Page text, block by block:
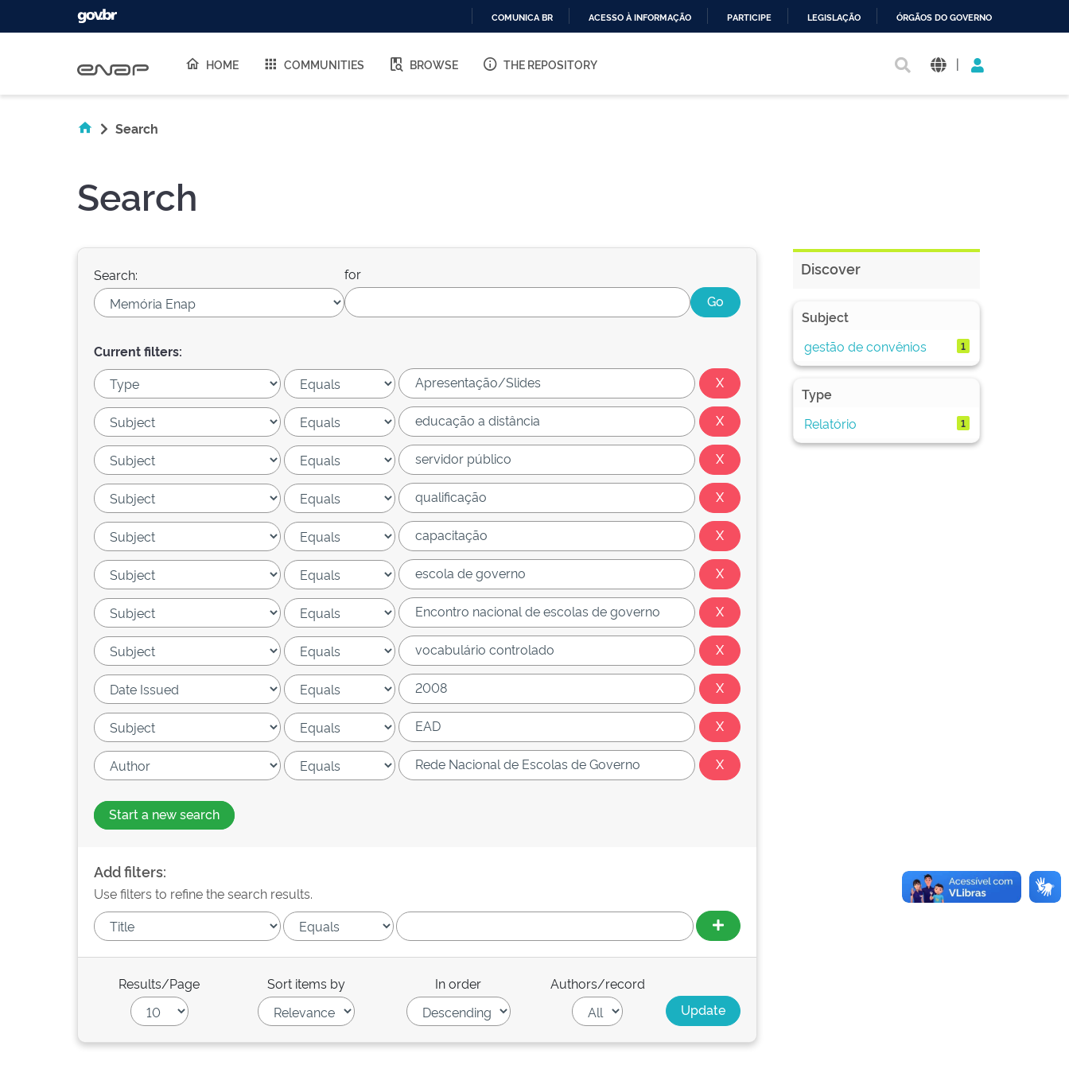
O
COMUNICA BR ACESSO À INFORMAÇÃO PARTICIPE LEGISLAÇÃO ÓRGÃOS DO GOVERNO
HOME COMMUNITIES BROWSE THE REPOSITORY |
Search
Search
Search: for
Current filters:
Start a new search
Add filters:
Use filters to refine the search results.
Results/Page Sort items by In order Authors/record
Discover
Subject
gestão de convênios
1
Type
Relatório
1